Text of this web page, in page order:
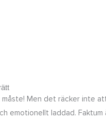
Men det räcker inte
emotionellt laddad.